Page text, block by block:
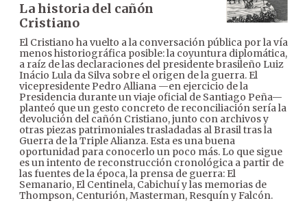
La historia del cañón
Cristiano
El Cristiano ha vuelto a la conversación pública por la vía
menos historiográfica posible: la coyuntura diplomática,
a raíz de las declaraciones del presidente brasileño Luiz
Inácio Lula da Silva sobre el origen de la guerra. El
vicepresidente Pedro Alliana —en ejercicio de la
Presidencia durante un viaje oficial de Santiago Peña—
planteó que un gesto concreto de reconciliación sería la
devolución del cañón Cristiano, junto con archivos y
otras piezas patrimoniales trasladadas al Brasil tras la
Guerra de la Triple Alianza. Esta es una buena
oportunidad para conocerlo un poco más. Lo que sigue
es un intento de reconstrucción cronológica a partir de
las fuentes de la época, la prensa de guerra: El
Semanario, El Centinela, Cabichuí y las memorias de
Thompson, Centurión, Masterman, Resquín y Falcón.